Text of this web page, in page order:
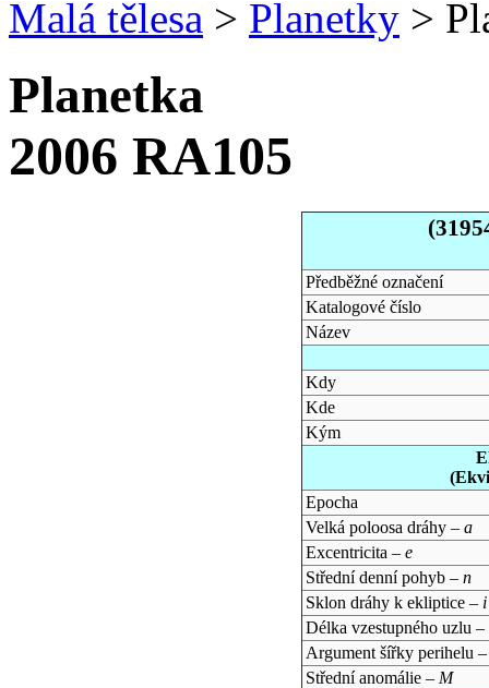
Malá tělesa > Planetky >
Planetka
2006 RA105
Předběžné označení
Katalogové číslo
Název
Kdy
Kde
Kým
Epocha
Velká poloosa dráhy – a
Excentricita – e
Střední denní pohyb – n
Sklon dráhy k ekliptice – i
Délka vzestupného uzlu –
Argument šířky perihelu
Střední anomálie – M